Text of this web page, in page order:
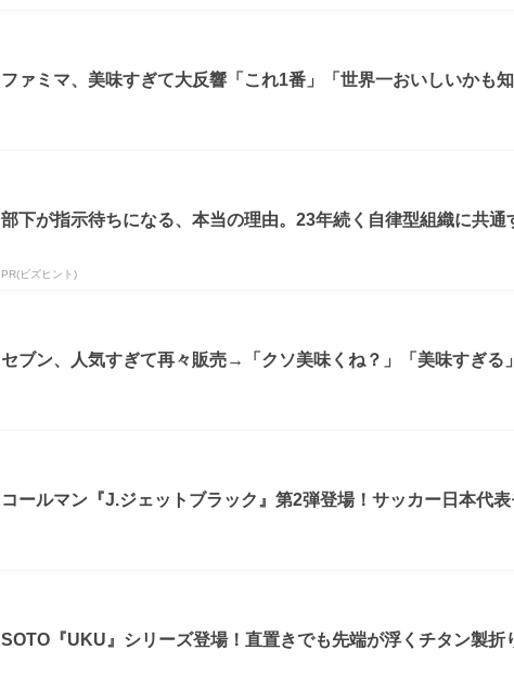
ファミマ、美味すぎて大反響「これ1番」「世界一おいしいかも
部下が指示待ちになる、本当の理由。23年続く自律型組織に共通
PR(ビズヒント)
セブン、人気すぎて再々販売→「クソ美味くね？」「美味すぎる
コールマン『J.ジェットブラック』第2弾登場！サッカー日本代
SOTO『UKU』シリーズ登場！直置きでも先端が浮くチタン製折